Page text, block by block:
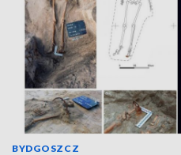
BYDGOSZCZ